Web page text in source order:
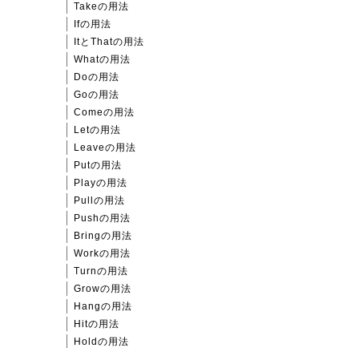
Takeの用法
Ifの用法
ItとThatの用法
Whatの用法
Doの用法
Goの用法
Comeの用法
Letの用法
Leaveの用法
Putの用法
Playの用法
Pullの用法
Pushの用法
Bringの用法
Workの用法
Turnの用法
Growの用法
Hangの用法
Hitの用法
Holdの用法